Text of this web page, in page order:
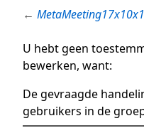
←
U hebt geen
bewerken, want:
De gevraagde
gebruikers in de